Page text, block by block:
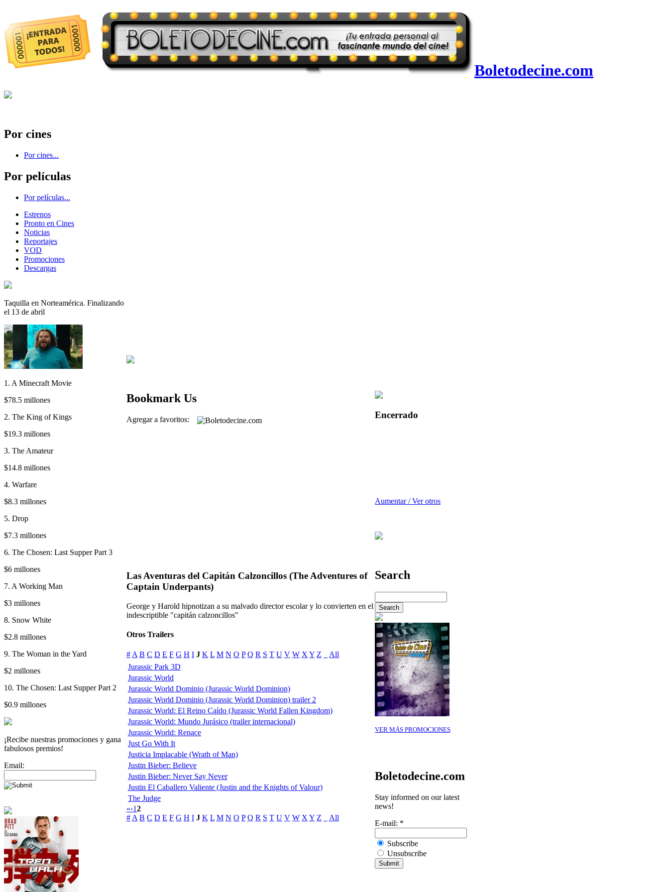
Boletodecine.com
Por cines
Por cines...
Por películas
Por películas...
Estrenos
Pronto en Cines
Noticias
Reportajes
VOD
Promociones
Descargas
Taquilla en Norteamérica. Finalizando
el 13 de abril
1. A Minecraft Movie
$78.5 millones
2. The King of Kings
$19.3 millones
3. The Amateur
$14.8 millones
4. Warfare
$8.3 millones
5. Drop
$7.3 millones
6. The Chosen: Last Supper Part 3
$6 millones
7. A Working Man
$3 millones
8. Snow White
$2.8 millones
9. The Woman in the Yard
$2 millones
10. The Chosen: Last Supper Part 2
$0.9 millones
¡Recibe nuestras promociones y gana
fabulosos premios!
Email:
Bookmark Us
Agregar a favoritos:
Las Aventuras del Capitán Calzoncillos (The Adventures of
Captain Underpants)
George y Harold hipnotizan a su malvado director escolar y lo convierten en el
indescriptible "capitán calzoncillos"
Otros Trailers
# A B C D E F G H I J K L M N O P Q R S T U V W X Y Z
All
Jurassic Park 3D
Jurassic World
Jurassic World Dominio (Jurassic World Dominion)
Jurassic World Dominio (Jurassic World Dominion) trailer 2
Jurassic World: El Reino Caído (Jurassic World Fallen Kingdom)
Jurassic World: Mundo Jurásico (trailer internacional)
Jurassic World: Renace
Just Go With It
Justicia Implacable (Wrath of Man)
Justin Bieber: Believe
Justin Bieber: Never Say Never
Justin El Caballero Valiente (Justin and the Knights of Valour)
The Judge
«‹12
# A B C D E F G H I J K L M N O P Q R S T U V W X Y Z All
Encerrado
Aumentar / Ver otros
Search
VER MÁS PROMOCIONES
Boletodecine.com
Stay informed on our latest
news!
E-mail: *
Subscribe
Unsubscribe